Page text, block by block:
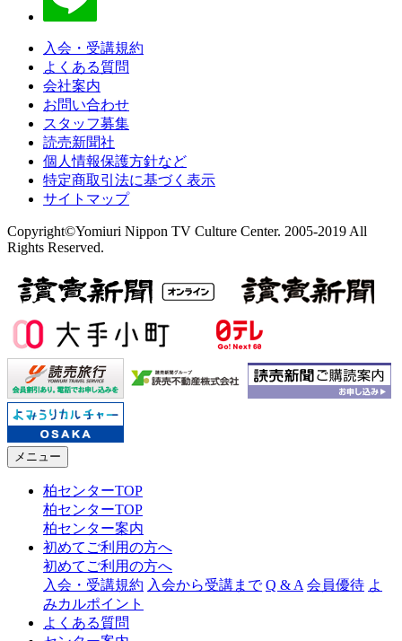
入会・受講規約
よくある質問
会社案内
お問い合わせ
スタッフ募集
読売新聞社
個人情報保護方針など
特定商取引法に基づく表示
サイトマップ
Copyright©Yomiuri Nippon TV Culture Center. 2005-2019 All
Rights Reserved.
メニュー
柏センターTOP
柏センターTOP
柏センター案内
初めてご利用の方へ
初めてご利用の方へ
入会・受講規約 入会から受講まで Q & A 会員優待 よ
みカルポイント
よくある質問